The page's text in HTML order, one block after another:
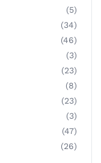
(5)
(34)
(46)
(3)
(23)
(8)
(23)
(3)
(47)
(26)